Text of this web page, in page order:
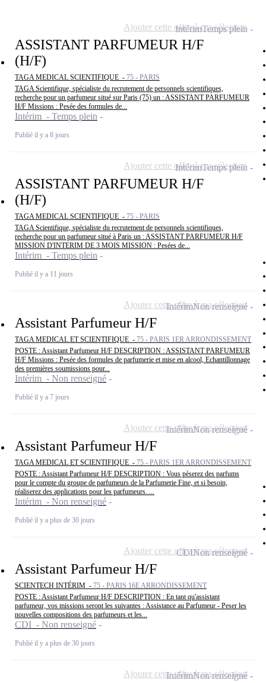
ASSISTANT PARFUMEUR H/F
(H/F)
TAGA MEDICAL SCIENTIFIQUE - 75 - PARIS
TAGA Scientifique, spécialiste du recrutement de personnels scientifiques,
recherche pour un parfumeur situé sur Paris (75) un : ASSISTANT PARFUMEUR
H/F Missions : Pesée des formules de...
Intérim - Temps plein
Publié il y a 8 jours
IntérimTemps plein
Ajouter cette offre à ma sélection
ASSISTANT PARFUMEUR H/F
(H/F)
TAGA MEDICAL SCIENTIFIQUE - 75 - PARIS
TAGA Scientifique, spécialiste du recrutement de personnels scientifiques,
recherche pour un parfumeur situé à Paris un : ASSISTANT PARFUMEUR H/F
MISSION D'INTERIM DE 3 MOIS MISSION : Pesées de...
Intérim - Temps plein
Publié il y a 11 jours
IntérimTemps plein
Ajouter cette offre à ma sélection
Assistant Parfumeur H/F
TAGA MEDICAL ET SCIENTIFIQUE - 75 - PARIS 1ER ARRONDISSEMENT
POSTE : Assistant Parfumeur H/F DESCRIPTION : ASSISTANT PARFUMEUR
H/F Missions : Pesée des formules de parfumerie et mise en alcool, Echantillonnage
des premières soumissions pour...
Intérim - Non renseigné
Publié il y a 7 jours
IntérimNon renseigné
Ajouter cette offre à ma sélection
Assistant Parfumeur H/F
TAGA MEDICAL ET SCIENTIFIQUE - 75 - PARIS 1ER ARRONDISSEMENT
POSTE : Assistant Parfumeur H/F DESCRIPTION : Vous pèserez des parfums
pour le compte du groupe de parfumeurs de la Parfumerie Fine, et si besoin,
réaliserez des applications pour les parfumeurs. ...
Intérim - Non renseigné
Publié il y a plus de 30 jours
IntérimNon renseigné
Ajouter cette offre à ma sélection
Assistant Parfumeur H/F
SCIENTECH INTÉRIM - 75 - PARIS 16E ARRONDISSEMENT
POSTE : Assistant Parfumeur H/F DESCRIPTION : En tant qu'assistant
parfumeur, vos missions seront les suivantes : Assistance au Parfumeur - Peser les
nouvelles compositions des parfumeurs et les...
CDI - Non renseigné
Publié il y a plus de 30 jours
CDINon renseigné
Ajouter cette offre à ma sélection
IntérimNon renseigné
Ajouter cette offre à ma sélection